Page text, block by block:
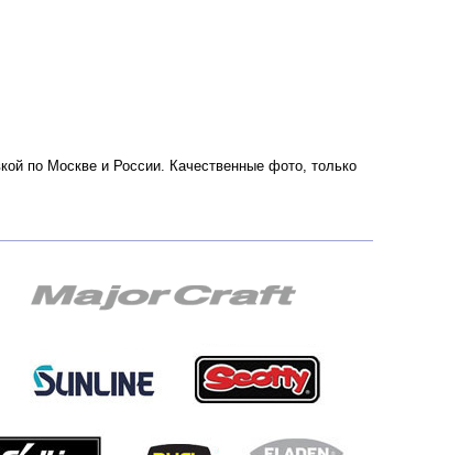
по Москве и России. Качественные фото, только